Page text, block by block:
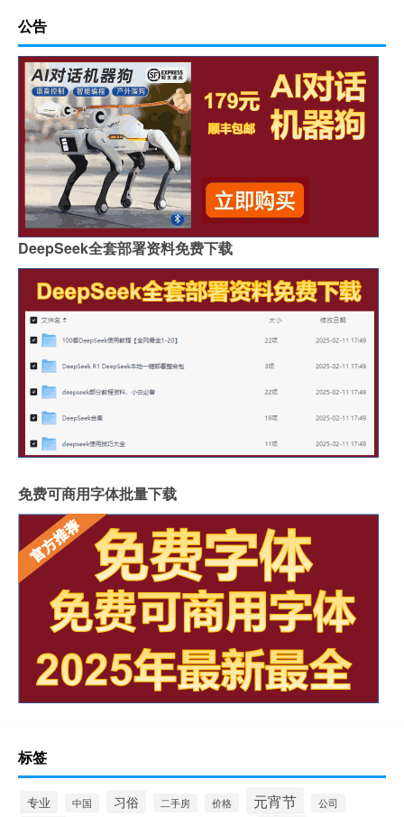
公告
DeepSeek全套部署资料免费下载
免费可商用字体批量下载
标签
专业 中国 习俗 二手房 价格 元宵节 公司